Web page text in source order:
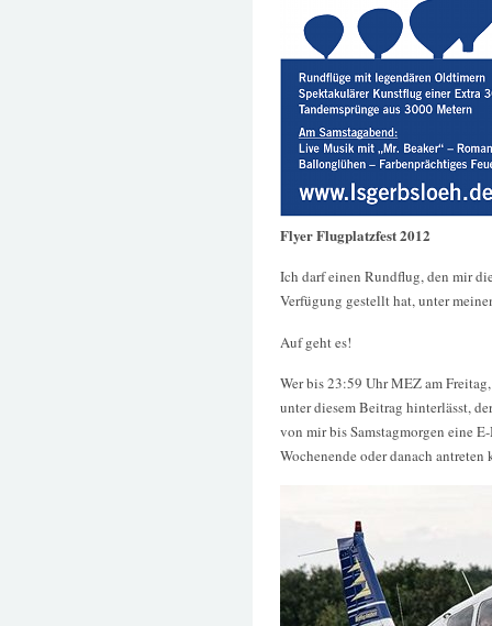
Flyer Flugplatzfest 2012
Ich darf einen Rundflug, den mir
Verfügung gestellt hat, unter
Auf geht es!
Wer bis 23:59 Uhr MEZ am
unter diesem Beitrag hinterlässt,
von mir bis Samstagmorgen eine
Wochenende oder danach antreten